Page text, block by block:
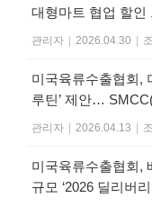
대형마트 협업 할인
관리자 | 2026.04.30 |
미국육류수출협회,
루틴’ 제안…
관리자 | 2026.04.13 |
미국육류수출협회,
규모 ‘2026 딜리버